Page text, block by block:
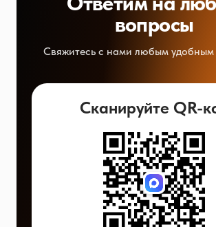
вопросы
Свяжитесь с нами любым
Сканируйте QR-